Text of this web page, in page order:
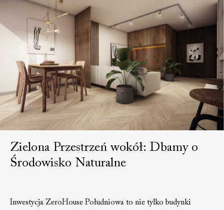
Zielona Przestrzeń wokół: Dbamy o
Środowisko Naturalne
Inwestycja ZeroHouse Południowa to nie tylko budynki